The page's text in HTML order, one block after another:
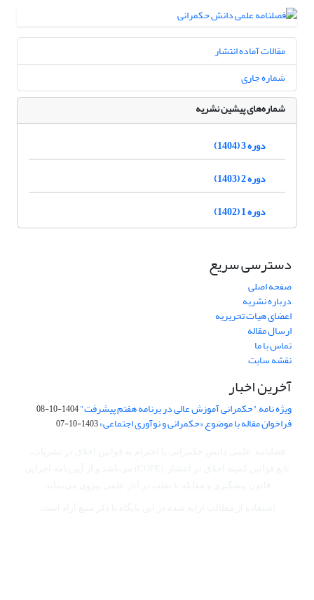
مقالات آماده انتشار
شماره جاری
شماره‌های پیشین نشریه
دوره 3 (1404)
دوره 2 (1403)
دوره 1 (1402)
دسترسی سریع
صفحه اصلی
درباره نشریه
اعضای هیات تحریریه
ارسال مقاله
تماس با ما
نقشه سایت
آخرین اخبار
ویژه نامه "حکمرانی آموزش عالی در برنامه هفتم پیشرفت"1404-10-08
فراخوان مقاله با موضوع «حکمرانی و نوآوری اجتماعی»1403-10-07